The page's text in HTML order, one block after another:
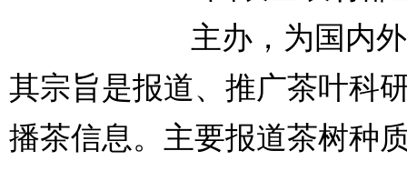
主办，为国内
其宗旨是报道、推广茶叶科
播茶信息。 主要报道茶树种